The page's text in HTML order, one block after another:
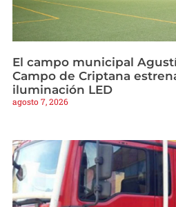
El campo municipal
Campo de Criptana
iluminación LED
agosto 7, 2026